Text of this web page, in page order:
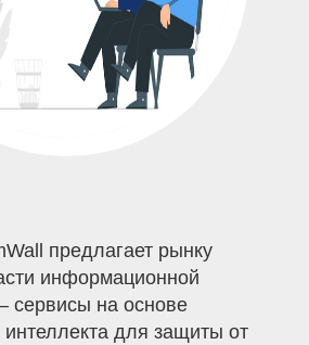
предлагает рынку
информационной
сервисы на основе
интеллекта для защиты от